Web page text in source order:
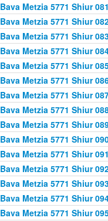
Bava Metzia 5771 Shiur
Bava Metzia 5771 Shiur
Bava Metzia 5771 Shiur
Bava Metzia 5771 Shiur
Bava Metzia 5771 Shiur
Bava Metzia 5771 Shiur
Bava Metzia 5771 Shiur
Bava Metzia 5771 Shiur
Bava Metzia 5771 Shiur
Bava Metzia 5771 Shiur
Bava Metzia 5771 Shiur
Bava Metzia 5771 Shiur
Bava Metzia 5771 Shiur
Bava Metzia 5771 Shiur
Bava Metzia 5771 Shiur